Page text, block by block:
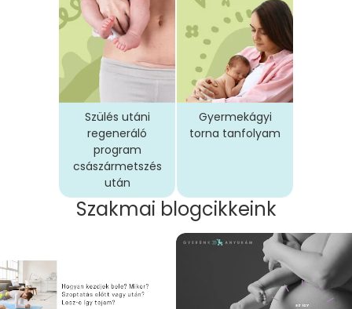
Szülés utáni
regeneráló
program
császármetszés
után
Gyermekágyi
torna tanfolyam
Szakmai blogcikkeink